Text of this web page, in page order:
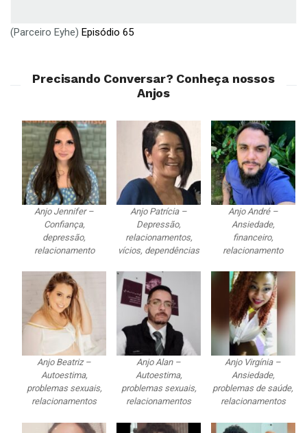
(Parceiro Eyhe) Episódio 65
Precisando Conversar? Conheça nossos
Anjos
Anjo Jennifer –
Confiança,
depressão,
relacionamento
Anjo Patrícia –
Depressão,
relacionamentos,
vícios, dependências
Anjo André –
Ansiedade,
financeiro,
relacionamento
Anjo Beatriz –
Autoestima,
problemas sexuais,
relacionamentos
Anjo Alan –
Autoestima,
problemas sexuais,
relacionamentos
Anjo Virgínia –
Ansiedade,
problemas de saúde,
relacionamentos